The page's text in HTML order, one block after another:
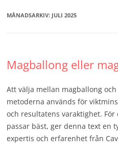
MÅNADSARKIV: JULI 2025
Magballong eller
Att välja mellan magballong
metoderna används för
och resultatens varaktighet.
passar bäst, ger denna text en
expertis och erfarenhet från